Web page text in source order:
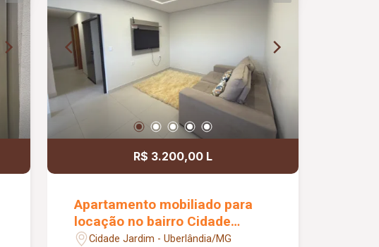
R$ 3.200,00 L
Apartamento mobiliado para
locação no bairro Cidade
Jardim
Cidade Jardim - Uberlândia/MG